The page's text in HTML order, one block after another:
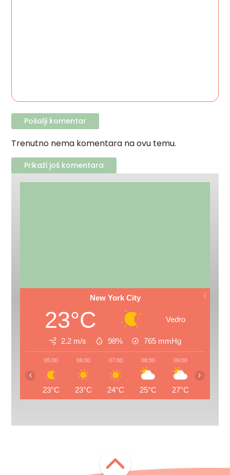
Trenutno nema komentara na ovu temu.
Prikaži još komentara
New York City
23°C Vedro
2.2 m/s 98% 765 mmHg
05:00
23°C
06:00
23°C
07:00
24°C
08:00
25°C
09:00
27°C
‹ ›